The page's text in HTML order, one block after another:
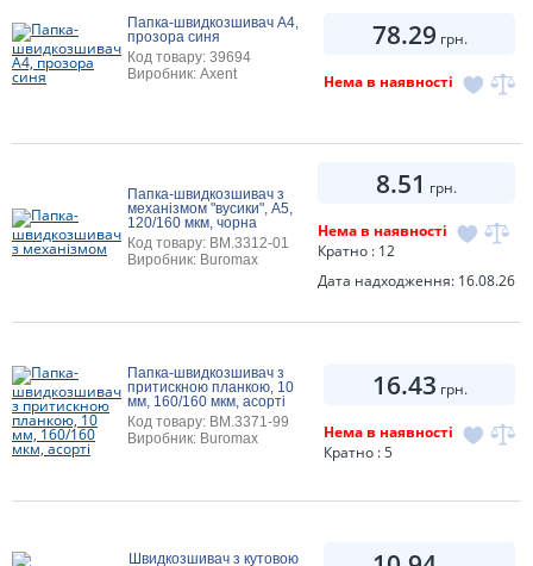
Папка-швидкозшивач А4,
прозора синя
Код товару: 39694
Виробник: Axent
78.29 грн.
Нема в наявності
Папка-швидкозшивач з
механізмом "вусики", А5,
120/160 мкм, чорна
Код товару: BM.3312-01
Виробник: Buromax
8.51 грн.
Нема в наявності
Кратно : 12
Дата надходження: 16.08.26
Папка-швидкозшивач з
притискною планкою, 10
мм, 160/160 мкм, асорті
Код товару: BM.3371-99
Виробник: Buromax
16.43 грн.
Нема в наявності
Кратно : 5
Швидкозшивач з кутовою